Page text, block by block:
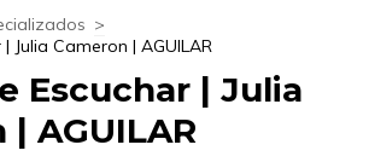
>
Julia Cameron | AGUILAR
Escuchar | Julia
| AGUILAR